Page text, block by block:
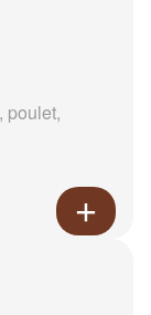
poulet,